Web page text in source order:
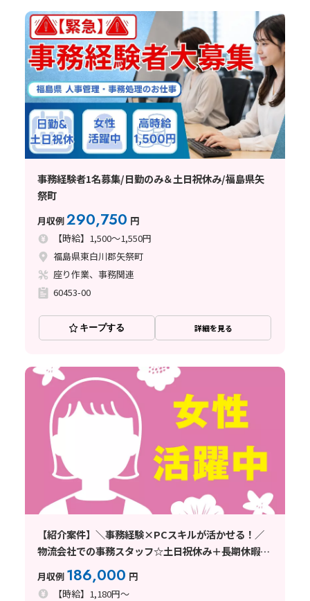
事務経験者1名募集/日勤のみ＆土日祝休み/福島県矢
祭町
月収例290,750 円
【時給】1,500～1,550円
福島県東白川郡矢祭町
座り作業、事務関連
60453-00
キープする 詳細を見る
【紹介案件】＼事務経験×PCスキルが活かせる！／
物流会社での事務スタッフ☆土日祝休み＋長期休暇あ
月収例 186,000 円
【時給】1,180円～